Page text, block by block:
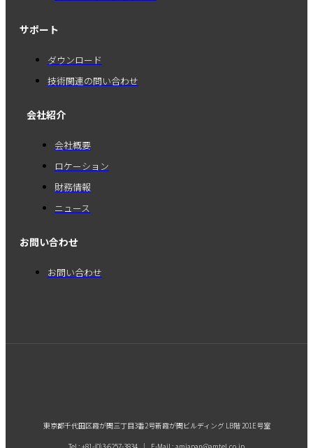
サポート
ダウンロード
技術関連の問い合わせ
会社紹介
会社概要
ロケーション
財務情報
ニュース
お問い合わせ
お問い合わせ
東京都千代田区霞が関三丁目3番2号新霞が関ビルディング LB階 201E号室